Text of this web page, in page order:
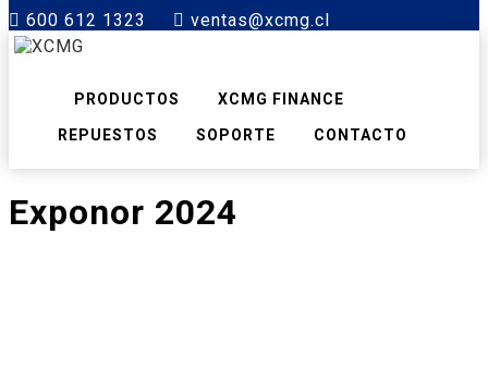
600 612 1323 ventas@xcmg.cl
PRODUCTOS XCMG FINANCE
REPUESTOS SOPORTE CONTACTO
Exponor 2024